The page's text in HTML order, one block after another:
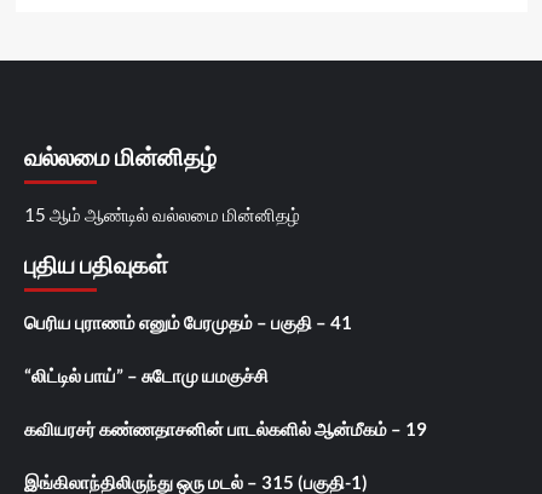
வல்லமை மின்னிதழ்
15 ஆம் ஆண்டில் வல்லமை மின்னிதழ்
புதிய பதிவுகள்
பெரிய புராணம் எனும் பேரமுதம் – பகுதி – 41
“லிட்டில் பாய்” – சுடோமு யமகுச்சி
கவியரசர் கண்ணதாசனின் பாடல்களில் ஆன்மீகம் – 19
இங்கிலாந்திலிருந்து ஒரு மடல் – 315 (பகுதி-1)